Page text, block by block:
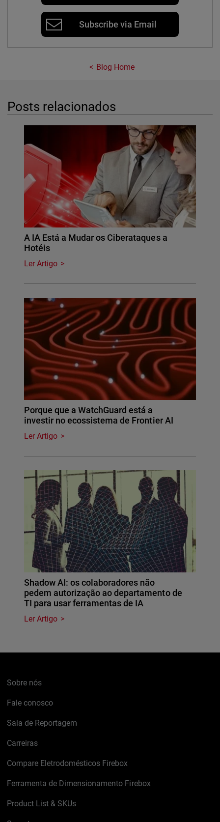
Subscribe via Email
Blog Home
Posts relacionados
A IA Está a Mudar os Ciberataques a
Hotéis
Ler Artigo
Porque que a WatchGuard está a
investir no ecossistema de Frontier AI
Ler Artigo
Shadow AI: os colaboradores não
pedem autorização ao departamento de
TI para usar ferramentas de IA
Ler Artigo
Sobre nós
Fale conosco
Sala de Reportagem
Carreiras
Compare Eletrodomésticos Firebox
Ferramenta de Dimensionamento Firebox
Product List & SKUs